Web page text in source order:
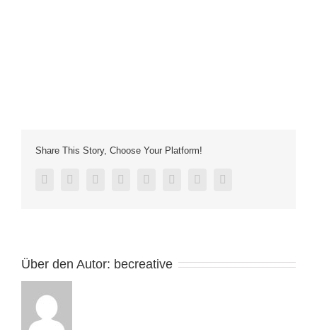
Share This Story, Choose Your Platform!
facebooktwitter linkedinreddit tumblr pinterest
Über den Autor: becreative